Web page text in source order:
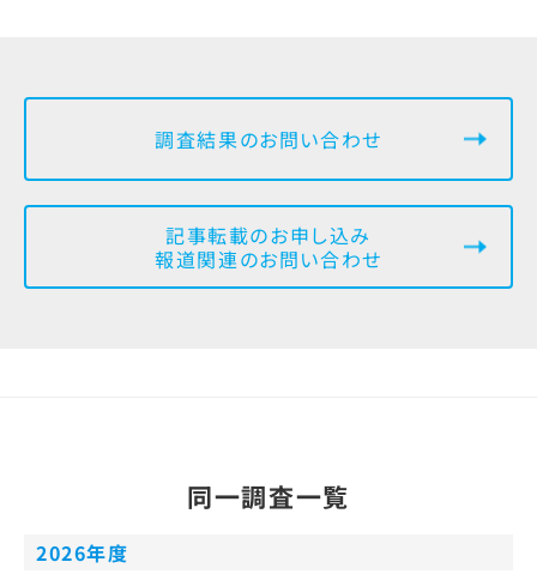
調査結果のお問い合わせ
記事転載のお申し込み
報道関連のお問い合わせ
同一調査一覧
2026年度